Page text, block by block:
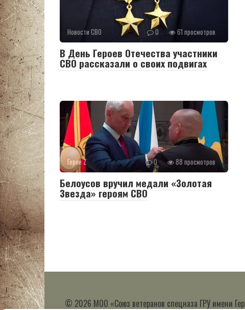
Новости СВО 0 61 просмотров
В День Героев Отечества участники
СВО рассказали о своих подвигах
Герои Z 0 88 просмотров
Белоусов вручил медали «Золотая
Звезда» героям СВО
© 2026 МОО «Союз ветеранов спецназа ГРУ имени